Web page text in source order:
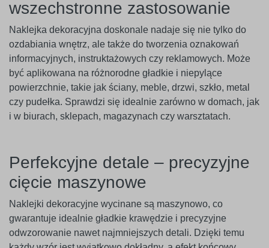
wszechstronne zastosowanie
Naklejka dekoracyjna doskonale nadaje się nie tylko do
ozdabiania wnętrz, ale także do tworzenia oznakowań
informacyjnych, instruktażowych czy reklamowych. Może
być aplikowana na różnorodne gładkie i niepylące
powierzchnie, takie jak ściany, meble, drzwi, szkło, metal
czy pudełka. Sprawdzi się idealnie zarówno w domach, jak
i w biurach, sklepach, magazynach czy warsztatach.
Perfekcyjne detale – precyzyjne
cięcie maszynowe
Naklejki dekoracyjne wycinane są maszynowo, co
gwarantuje idealnie gładkie krawędzie i precyzyjne
odwzorowanie nawet najmniejszych detali. Dzięki temu